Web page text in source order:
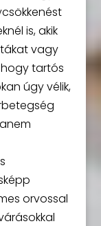
is, akik
vagy
tartós
úgy vélik,
orvossal